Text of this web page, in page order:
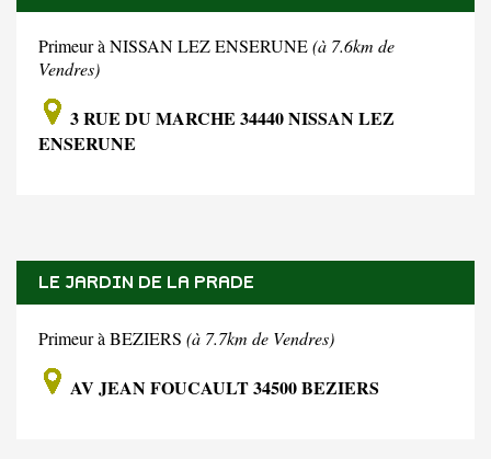
Primeur à NISSAN LEZ ENSERUNE(à 7.6km de
Vendres)
3 RUE DU MARCHE 34440 NISSAN LEZ
ENSERUNE
LE JARDIN DE LA PRADE
Primeur à BEZIERS (à 7.7km de Vendres)
AV JEAN FOUCAULT 34500 BEZIERS